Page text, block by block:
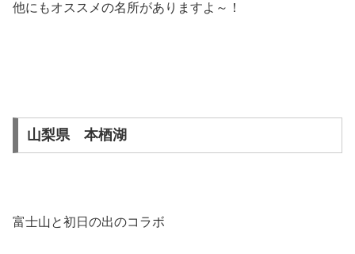
他にもオススメの名所がありますよ～！
山梨県 本梄湖
富士山と初日の出のコラボ